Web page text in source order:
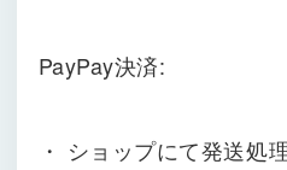
PayPay決済:
・ ショップにて発送処